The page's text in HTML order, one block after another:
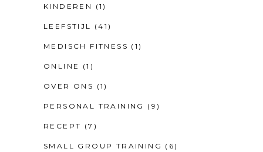
KINDEREN (1)
LEEFSTIJL (41)
MEDISCH FITNESS (1)
ONLINE (1)
OVER ONS (1)
PERSONAL TRAINING (9)
RECEPT (7)
SMALL GROUP TRAINING (6)